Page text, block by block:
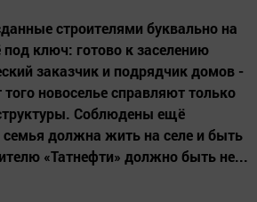
строителями буквально на
ключ: готово к заселению
заказчик и подрядчик домов -
новоселье справляют только
Соблюдены ещё
семья должна жить на селе и быть
«Татнефти» должно быть не...